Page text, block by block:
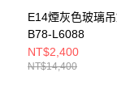
E14煙灰色玻璃
B78-L6088
NT$2,400
NT$14,400